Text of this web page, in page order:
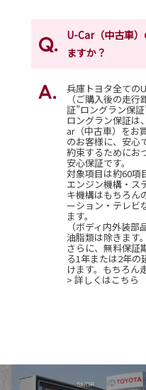
U-Car（中古車
ますか？
兵庫トヨタ全ての
（ご購入後の走
証”ロングラン保証
ロングラン保証は
ar（中古車）をお
のお客様に、安心
約束するためにお
安心保証です。
対象項目は約60項
エンジン機構・ス
キ機構はもちろん
ーション・テレビ
ます。
（ボディ内外装部
油脂類は除きます。
さらに、無料保証
る1年または2年の
けます。もちろん
> 詳しくはこちら